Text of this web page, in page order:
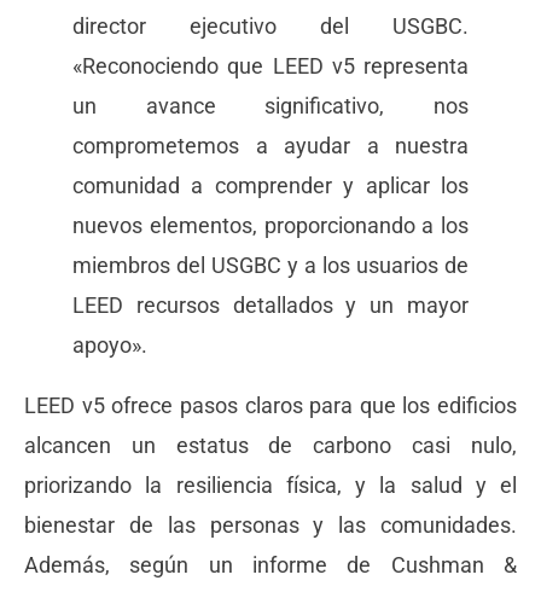
director ejecutivo del USGBC.
«Reconociendo que LEED v5 representa
un avance significativo, nos
comprometemos a ayudar a nuestra
comunidad a comprender y aplicar los
nuevos elementos, proporcionando a los
miembros del USGBC y a los usuarios de
LEED recursos detallados y un mayor
apoyo».
LEED v5 ofrece pasos claros para que los edificios
alcancen un estatus de carbono casi nulo,
priorizando la resiliencia física, y la salud y el
bienestar de las personas y las comunidades.
Además, según un informe de Cushman &